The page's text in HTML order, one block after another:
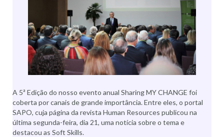
A 5ª Edição do nosso evento anual Sharing MY CHANGE foi
coberta por canais de grande importância. Entre eles, o portal
SAPO, cuja página da revista Human Resources publicou na
última segunda-feira, dia 21, uma notícia sobre o tema e
destacou as Soft Skills.